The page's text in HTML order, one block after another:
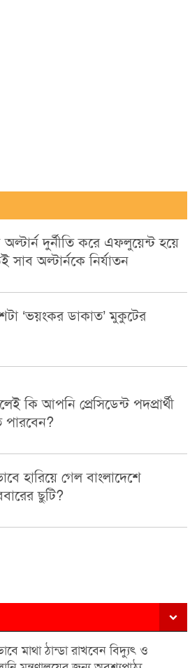
অল্টার্ন দুর্নীতি করে এফলুয়েন্ট হয়ে
সাব অল্টার্নকে নির্যাতন
‘ভয়ংকর ডাকাত’ মুকুটের
কি আপনি প্রেসিডেন্ট পদপ্রার্থী
পারবেন?
হারিয়ে গেল বাংলাদেশে
ছুটি?
মাথা ঠান্ডা রাখবেন বিদ্যুৎ ও